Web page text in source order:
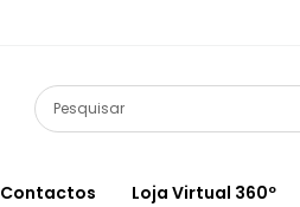
Contactos Loja Virtual 360º